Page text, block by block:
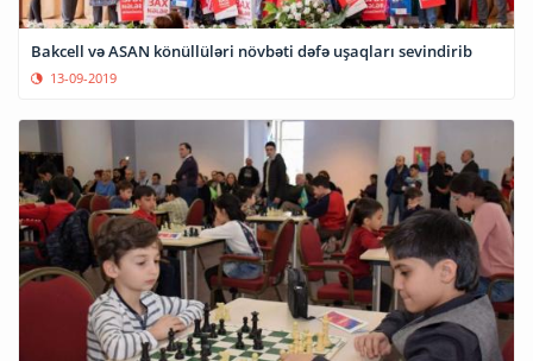
Bakcell və ASAN könüllüləri növbəti dəfə uşaqları sevindirib
13-09-2019